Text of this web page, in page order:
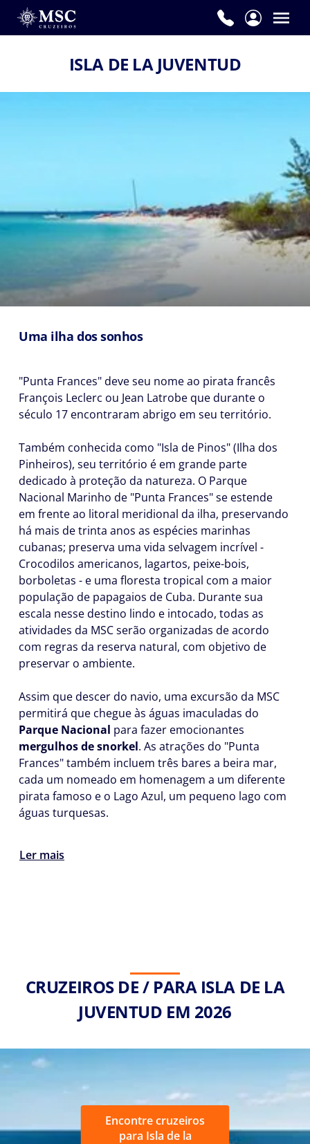
ISLA DE LA JUVENTUD
Uma ilha dos sonhos
"Punta Frances" deve seu nome ao pirata francês
François Leclerc ou Jean Latrobe que durante o
século 17 encontraram abrigo em seu território.
Também conhecida como "Isla de Pinos" (Ilha dos
Pinheiros), seu território é em grande parte
dedicado à proteção da natureza. O Parque
Nacional Marinho de "Punta Frances" se estende
em frente ao litoral meridional da ilha, preservando
há mais de trinta anos as espécies marinhas
cubanas; preserva uma vida selvagem incrível -
Crocodilos americanos, lagartos, peixe-bois,
borboletas - e uma floresta tropical com a maior
população de papagaios de Cuba. Durante sua
escala nesse destino lindo e intocado, todas as
atividades da MSC serão organizadas de acordo
com regras da reserva natural, com objetivo de
preservar o ambiente.
Assim que descer do navio, uma excursão da MSC
permitirá que chegue às águas imaculadas do
Parque Nacional para fazer emocionantes
mergulhos de snorkel. As atrações do "Punta
Frances" também incluem três bares a beira mar,
cada um nomeado em homenagem a um diferente
pirata famoso e o Lago Azul, um pequeno lago com
águas turquesas.
Ler mais
CRUZEIROS DE / PARA ISLA DE LA
JUVENTUD EM 2026
Encontre cruzeiros
para Isla de la